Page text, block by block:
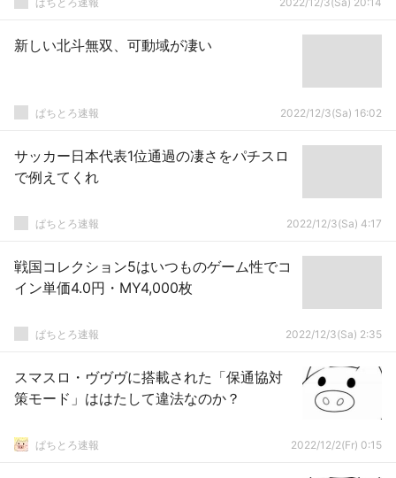
新しい北斗無双、可動域が凄い
ぱちとろ速報 2022/12/3(Sa) 16:02
サッカー日本代表1位通過の凄さをパチスロ
で例えてくれ
ぱちとろ速報 2022/12/3(Sa) 4:17
戦国コレクション5はいつものゲーム性でコ
イン単価4.0円・MY4,000枚
ぱちとろ速報 2022/12/3(Sa) 2:35
スマスロ・ヴヴヴに搭載された「保通協対
策モード」ははたして違法なのか？
ぱちとろ速報 2022/12/2(Fr) 0:15